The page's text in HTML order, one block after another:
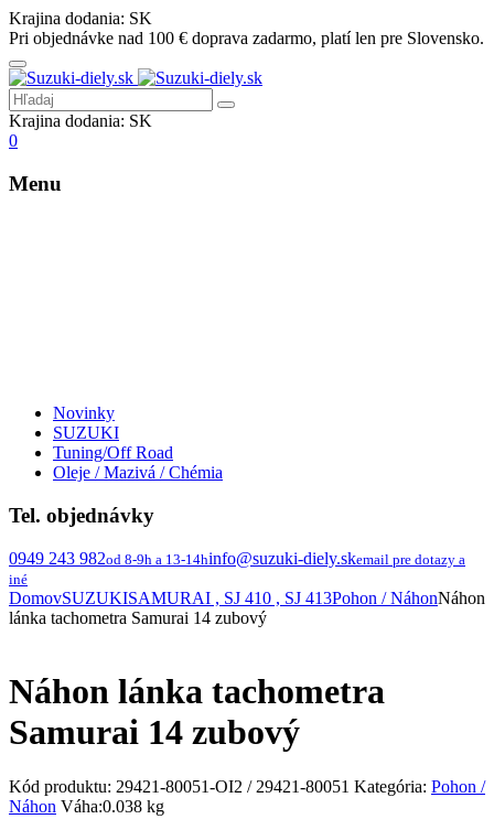
Krajina dodania: SK
Pri objednávke nad 100 € doprava zadarmo, platí len pre Slovensko.
Krajina dodania: SK
0
Menu
Novinky
SUZUKI
Tuning/Off Road
Oleje / Mazivá / Chémia
Tel. objednávky
0949 243 982od 8-9h a 13-14hinfo@suzuki-diely.skemail pre dotazy a
iné
DomovSUZUKISAMURAI , SJ 410 , SJ 413Pohon / NáhonNáhon
lánka tachometra Samurai 14 zubový
Náhon lánka tachometra
Samurai 14 zubový
Kód produktu: 29421-80051-OI2 / 29421-80051 Kategória: Pohon /
Náhon Váha:0.038 kg